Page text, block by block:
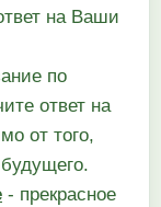
на Ваши
по
ответ на
от того,
- прекрасное